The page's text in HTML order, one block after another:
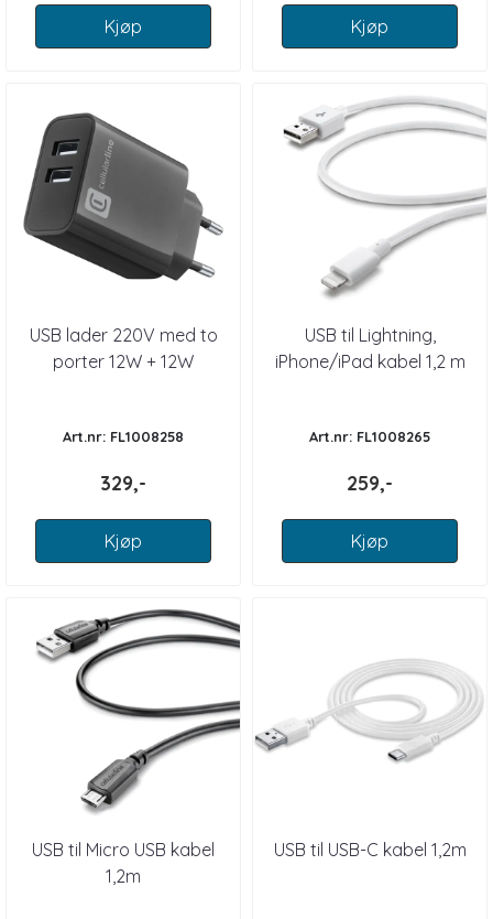
Kjøp Kjøp
USB lader 220V med to
porter 12W + 12W
Art.nr: FL1008258
329,-
Kjøp
USB til Lightning,
iPhone/iPad kabel 1,2 m
Art.nr: FL1008265
259,-
Kjøp
USB til Micro USB kabel
1,2m
USB til USB-C kabel 1,2m